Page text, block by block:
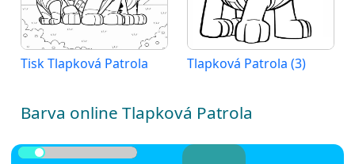
Tisk Tlapková Patrola Tlapková Patrola (3)
Barva online Tlapková Patrola